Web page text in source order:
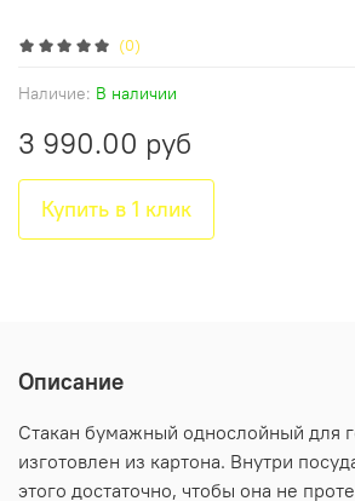
(0)
Наличие: В наличии
3 990.00 руб
Купить в 1 клик
Описание
Стакан бумажный однослойный для
изготовлен из картона. Внутри
этого достаточно, чтобы она не